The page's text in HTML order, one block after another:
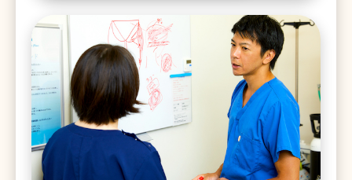
クリニックの行末だけでなく、業界全体のことまで
考えて日